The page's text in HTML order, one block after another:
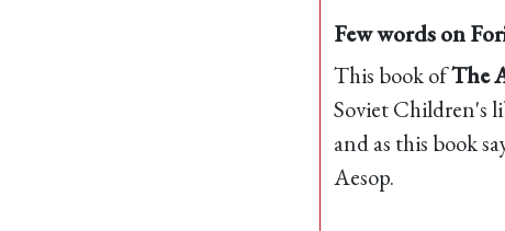
Few words on
This book ofThe
Soviet Children's
and as this book
Aesop.